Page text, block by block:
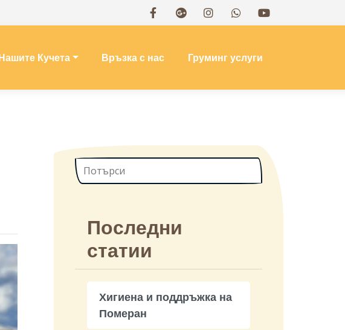
Кучета Връзка с нас Груминг услуги
Последни
статии
Хигиена и поддръжка на
Померан